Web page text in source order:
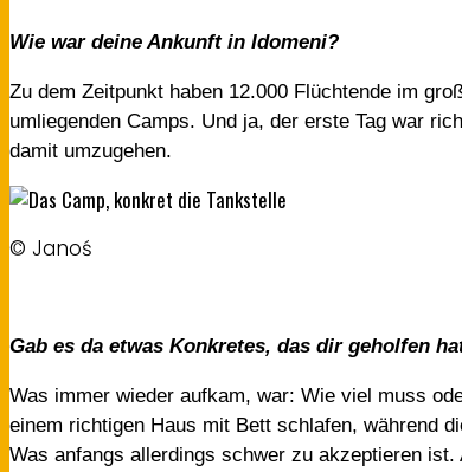
Wie war deine Ankunft in Idomeni?
Zu dem Zeitpunkt haben 12.000 Flüchtende im
umliegenden Camps. Und ja, der erste Tag war
damit umzugehen.
© Janoś
Gab es da etwas Konkretes, das dir geholfen
Was immer wieder aufkam, war: Wie viel muss
einem richtigen Haus mit Bett schlafen, während
Was anfangs allerdings schwer zu akzeptieren